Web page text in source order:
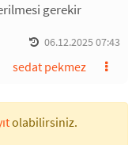
gerekir
06.12.2025 07:43
sedat pekmez
olabilirsiniz.